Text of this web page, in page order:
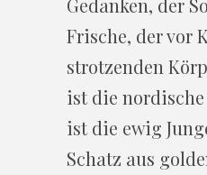
Frische, der vor
strotzenden
ist die nordische
ist die ewig
Schatz aus